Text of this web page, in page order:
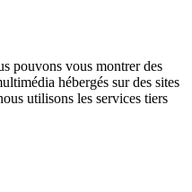
pouvons vous montrer des
hébergés sur des sites
utilisons les services tiers